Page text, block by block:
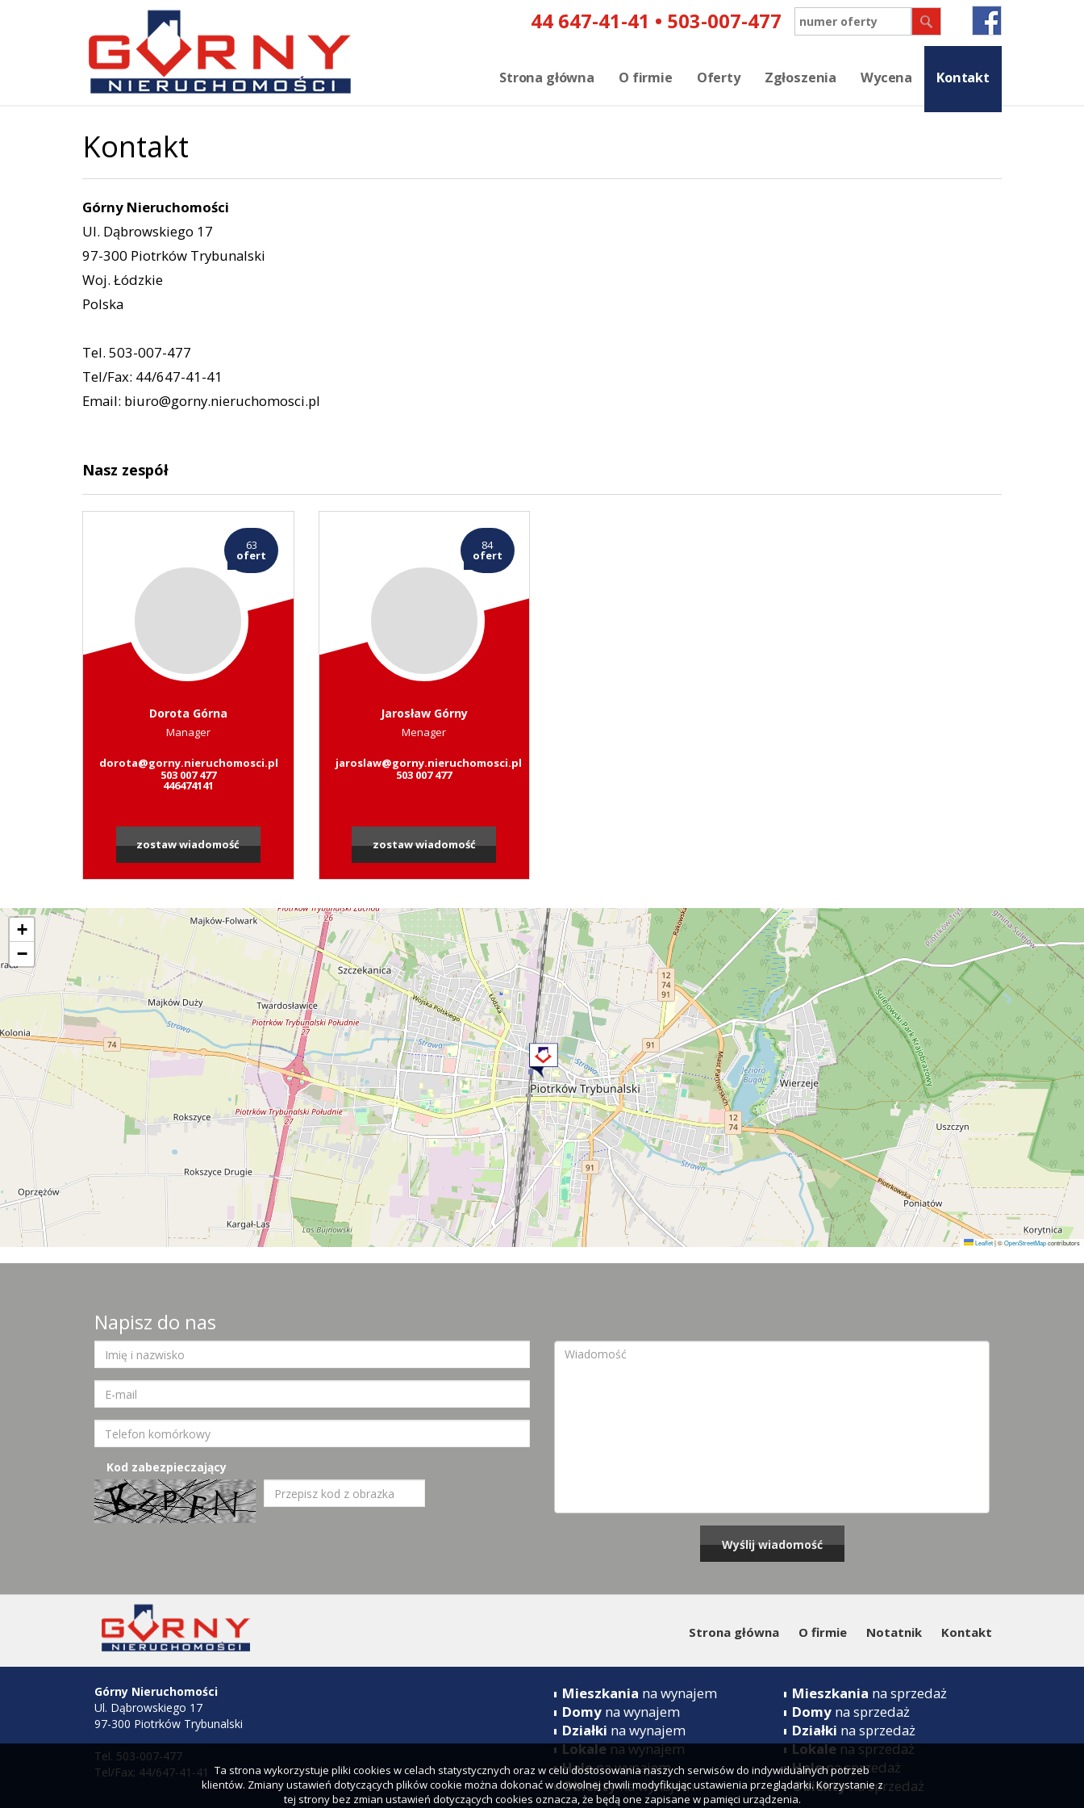
Strona główna O firmie Oferty Zgłoszenia Wycena Kontakt
Kontakt
Górny Nieruchomości
Ul. Dąbrowskiego 17
97-300 Piotrków Trybunalski
Woj. Łódzkie
Polska
Tel. 503-007-477
Tel/Fax: 44/647-41-41
Email: biuro@gorny.nieruchomosci.pl
Nasz zespół
63
ofert
Dorota Górna
Manager
dorota@gorny.nieruchomosci.pl
503 007 477
446474141
zostaw wiadomość
84
ofert
Jarosław Górny
Menager
jaroslaw@gorny.nieruchomosci.pl
503 007 477
zostaw wiadomość
+
−
Leaflet|©OpenStreetMapcontributors
Napisz do nas
Kod zabezpieczający
Strona główna O firmie Notatnik Kontakt
Górny Nieruchomości
Ul. Dąbrowskiego 17
97-300 Piotrków Trybunalski
Tel. 503-007-477
Tel/Fax: 44/647-41-41
Mieszkania na wynajem
Domy na wynajem
Działki na wynajem
Lokalena wynajem
Halena wynajem
Obiektyna wynajem
Mieszkania na sprzedaż
Domy na sprzedaż
Działki na sprzedaż
Lokalena sprzedaż
Halena sprzedaż
Obiektyna sprzedaż
Ta strona wykorzystuje pliki cookies w celach statystycznych oraz w celu dostosowania naszych serwisów do indywidualnych potrzeb
klientów. Zmiany ustawień dotyczących plików cookie można dokonać w dowolnej chwili modyfikując ustawienia przeglądarki. Korzystanie z
tej strony bez zmian ustawień dotyczących cookies oznacza, że będą one zapisane w pamięci urządzenia.